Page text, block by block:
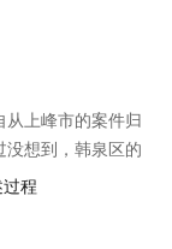
从上峰市的案件归
没想到，韩泉区的
袁志鹏为首初的
程